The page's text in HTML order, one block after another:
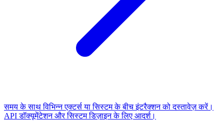
समय के साथ विभिन्न एक्टर्स या सिस्टम के बीच इंटरैक्शन को दस्तावेज़ करें।
API डॉक्यूमेंटेशन और सिस्टम डिज़ाइन के लिए आदर्श।